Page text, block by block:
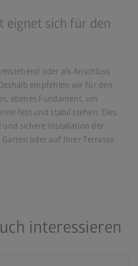
eignet sich für den
oder als Anschluss
empfehlen wir für den
ebenes Fundament, um
fest und stabil stehen. Dies
sichere Installation der
oder auf Ihrer Terrasse.
interessieren